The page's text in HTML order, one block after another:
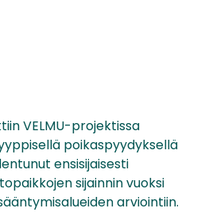
VELMU-projektissa
poikaspyydyksellä
ensisijaisesti
sijainnin vuoksi
arviointiin.